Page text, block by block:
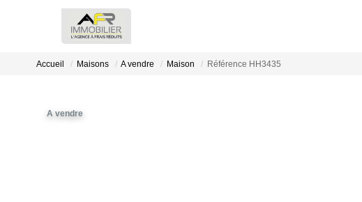
Accueil Maisons A vendre Maison Référence HH3435
A vendre